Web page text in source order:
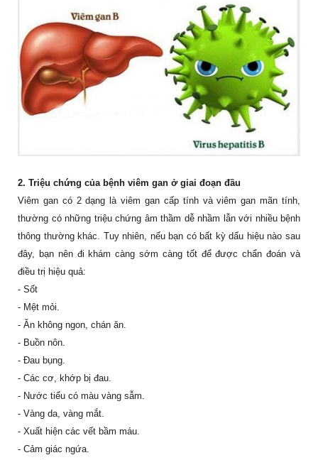
2. Triệu chứng của bệnh viêm gan ở giai đoạn đầu
Viêm gan có 2 dạng là viêm gan cấp tính và viêm gan mãn tính,
thường có những triệu chứng âm thầm dễ nhầm lẫn với nhiều bệnh
thông thường khác. Tuy nhiên, nếu bạn có bất kỳ dấu hiệu nào sau
đây, bạn nên đi khám càng sớm càng tốt để được chẩn đoán và
điều trị hiệu quả:
- Sốt
- Mệt mỏi.
- Ăn không ngon, chán ăn.
- Buồn nôn.
- Đau bụng.
- Các cơ, khớp bị đau.
- Nước tiểu có màu vàng sẫm.
- Vàng da, vàng mắt.
- Xuất hiện các vết bầm máu.
- Cảm giác ngứa.